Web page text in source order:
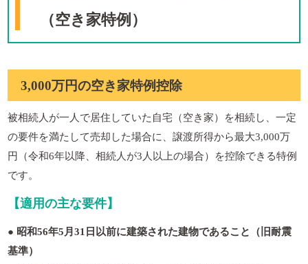
（空き家特例）
3,000万円の空き家特例控除
被相続人が一人で居住していた自宅（空き家）を相続し、一定
の要件を満たして売却した場合に、譲渡所得から最大3,000万
円（令和6年以降、相続人が3人以上の場合）を控除できる特例
です。
【適用の主な要件】
● 昭和56年5月31日以前に建築された建物であること（旧耐震
基準）